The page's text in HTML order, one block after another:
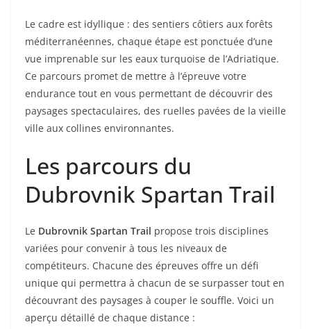
Le cadre est idyllique : des sentiers côtiers aux forêts
méditerranéennes, chaque étape est ponctuée d’une
vue imprenable sur les eaux turquoise de l’Adriatique.
Ce parcours promet de mettre à l’épreuve votre
endurance tout en vous permettant de découvrir des
paysages spectaculaires, des ruelles pavées de la vieille
ville aux collines environnantes.
Les parcours du
Dubrovnik Spartan Trail
Le Dubrovnik Spartan Trail propose trois disciplines
variées pour convenir à tous les niveaux de
compétiteurs. Chacune des épreuves offre un défi
unique qui permettra à chacun de se surpasser tout en
découvrant des paysages à couper le souffle. Voici un
aperçu détaillé de chaque distance :